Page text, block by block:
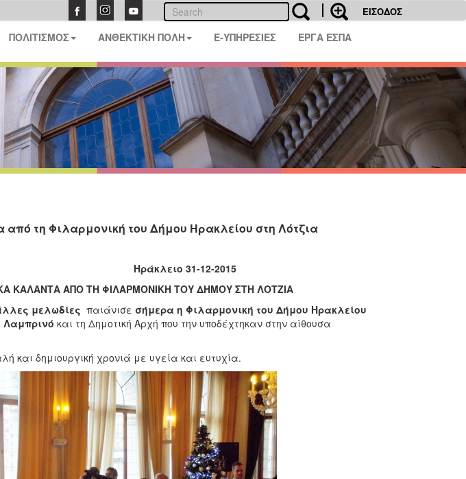
ΕΙΣΟΔΟΣ
ΠΟΛΙΤΙΣΜΟΣ ΑΝΘΕΚΤΙΚΗ ΠΟΛΗ E-ΥΠΗΡΕΣΙΕΣ ΕΡΓΑ ΕΣΠΑ
τη Φιλαρμονική του Δήμου Ηρακλείου στη Λότζια
31-12-2015
ΚΑΛΑΝΤΑ ΑΠΟ ΤΗ ΦΙΛΑΡΜΟΝΙΚΗ ΤΟΥ ΔΗΜΟΥ ΣΤΗ ΛΟΤΖΙΑ
μελωδίες παιάνισε σήμερα η Φιλαρμονική του Δήμου Ηρακλείου
και τη Δημοτική Αρχή που την υποδέχτηκαν στην αίθουσα
και δημιουργική χρονιά με υγεία και ευτυχία.